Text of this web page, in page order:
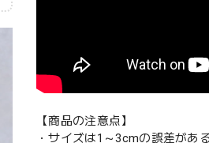
【商品の注意点】
・サイズは1～3cmの誤差があ